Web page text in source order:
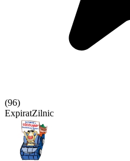
(96)
ExpiratZilnic